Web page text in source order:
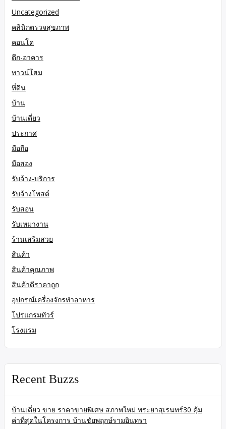
Uncategorized
คลินิกตรวจสุขภาพ
คอนโด
ตึก-อาคาร
ทาวน์โฮม
ที่ดิน
บ้าน
บ้านเดี่ยว
ประกาศ
มือถือ
มือสอง
รับจ้าง-บริการ
รับจ้างโพสต์
รับสอน
รับเหมางาน
ร้านเสริมสวย
สินค้า
สินค้าคุณภาพ
สินค้าดีราคาถูก
อุปกรณ์เครื่องจักรทำอาหาร
โปรแกรมทัวร์
โรงแรม
Recent Buzzs
บ้านเดี่ยว ขาย ราคาขายพิเศษ สภาพใหม่ พระยาสุเรนทร์30 คุ้ม
ค่าที่สุดในโครงการ บ้านชัยพฤกษ์รามอินทรา